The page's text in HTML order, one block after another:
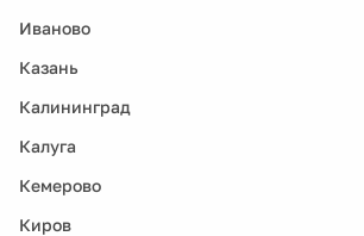
Иваново
Казань
Калининград
Калуга
Кемерово
Киров